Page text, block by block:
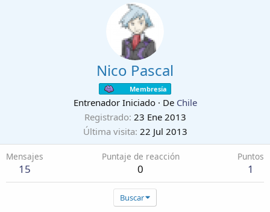
Nico Pascal
Membresía
Entrenador Iniciado · De Chile
Registrado 23 Ene 2013
Última visita 22 Jul 2013
Mensajes
15
Puntaje de reacción
0
Puntos
1
Buscar